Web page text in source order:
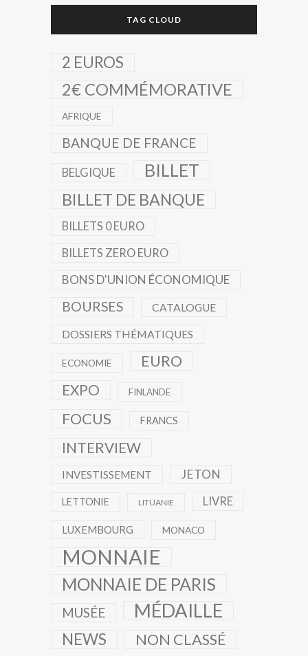
TAG CLOUD
2 EUROS
2€ COMMÉMORATIVE
AFRIQUE
BANQUE DE FRANCE
BELGIQUE BILLET
BILLET DE BANQUE
BILLETS 0 EURO
BILLETS ZERO EURO
BONS D'UNION ÉCONOMIQUE
BOURSES CATALOGUE
DOSSIERS THÉMATIQUES
ECONOMIE EURO
EXPO FINLANDE
FOCUS FRANCS
INTERVIEW
INVESTISSEMENT JETON
LETTONIE LITUANIE LIVRE
LUXEMBOURG MONACO
MONNAIE
MONNAIE DE PARIS
MUSÉE MÉDAILLE
NEWS NON CLASSÉ